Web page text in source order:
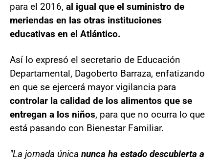
para el 2016, al igual que el suministro de
meriendas en las otras instituciones
educativas en el Atlántico.
Así lo expresó el secretario de Educación
Departamental, Dagoberto Barraza, enfatizando
en que se ejercerá mayor vigilancia para
controlar la calidad de los alimentos que se
entregan a los niños, para que no ocurra lo que
está pasando con Bienestar Familiar.
"La jornada única nunca ha estado descubierta a